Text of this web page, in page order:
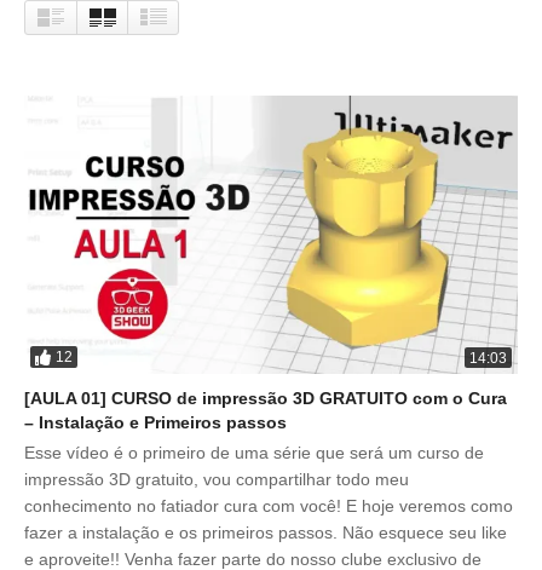
12 14:03
[AULA 01] CURSO de impressão 3D GRATUITO com o Cura
– Instalação e Primeiros passos
Esse vídeo é o primeiro de uma série que será um curso de
impressão 3D gratuito, vou compartilhar todo meu
conhecimento no fatiador cura com você! E hoje veremos como
fazer a instalação e os primeiros passos. Não esquece seu like
e aproveite!! Venha fazer parte do nosso clube exclusivo de